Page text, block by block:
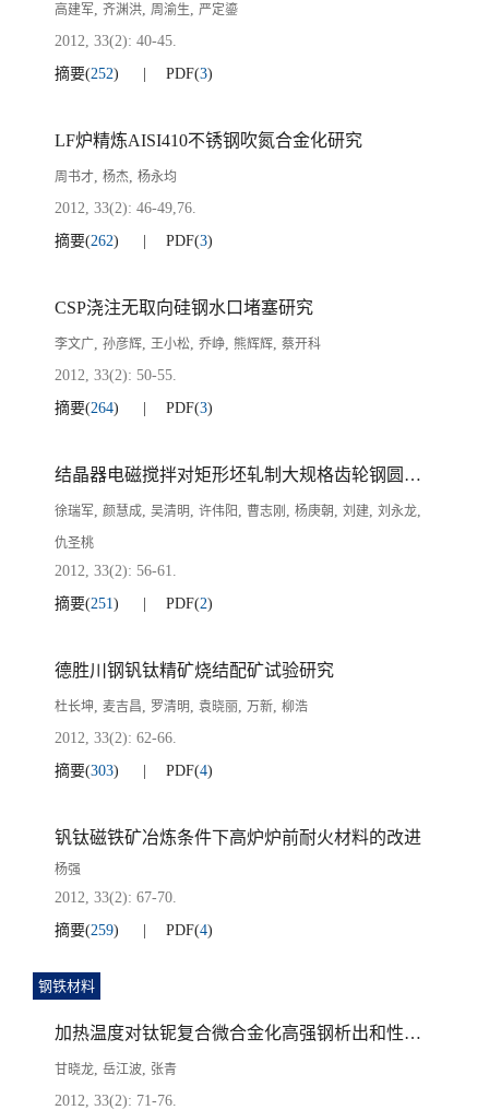
高建军, 齐渊洪, 周渝生, 严定鎏
2012, 33(2): 40-45.
摘要(252) PDF(3)
LF炉精炼AISI410不锈钢吹氮合金化研究
周书才, 杨杰, 杨永均
2012, 33(2): 46-49,76.
摘要(262) PDF(3)
CSP浇注无取向硅钢水口堵塞研究
李文广, 孙彦辉, 王小松, 乔峥, 熊辉辉, 蔡开科
2012, 33(2): 50-55.
摘要(264) PDF(3)
结晶器电磁搅拌对矩形坯轧制大规格齿轮钢圆钢碳偏析行为的影响
徐瑞军, 颜慧成, 吴清明, 许伟阳 , 曹志刚 , 杨庚朝 , 刘建, 刘永龙,
仇圣桃
2012, 33(2): 56-61.
摘要(251) PDF(2)
德胜川钢钒钛精矿烧结配矿试验研究
杜长坤, 麦吉昌, 罗清明, 袁晓丽, 万新, 柳浩
2012, 33(2): 62-66.
摘要(303) PDF(4)
钒钛磁铁矿冶炼条件下高炉炉前耐火材料的改进
杨强
2012, 33(2): 67-70.
摘要(259) PDF(4)
钢铁材料
加热温度对钛铌复合微合金化高强钢析出和性能的影响
甘晓龙, 岳江波, 张青
2012, 33(2): 71-76.